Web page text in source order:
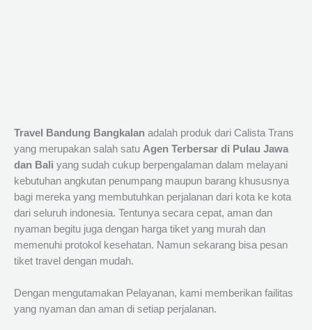
Travel Bandung Bangkalan adalah produk dari Calista Trans
yang merupakan salah satu Agen Terbersar di Pulau Jawa
dan Bali yang sudah cukup berpengalaman dalam melayani
kebutuhan angkutan penumpang maupun barang khususnya
bagi mereka yang membutuhkan perjalanan dari kota ke kota
dari seluruh indonesia. Tentunya secara cepat, aman dan
nyaman begitu juga dengan harga tiket yang murah dan
memenuhi protokol kesehatan. Namun sekarang bisa pesan
tiket travel dengan mudah.
Dengan mengutamakan Pelayanan, kami memberikan failitas
yang nyaman dan aman di setiap perjalanan.